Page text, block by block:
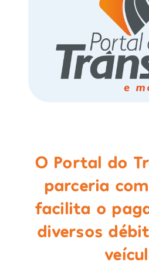
O Portal do
parceria
facilita o
diversos